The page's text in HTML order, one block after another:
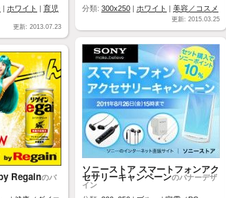
| ホワイト | 育児
更新: 2013.07.23
分類: 300x250 | ホワイト | 美容／コスメ
更新: 2015.03.25
ソニーストア スマートフォンアク
セサリーキャンペーンのバナーデザ
イン
Regainのバ